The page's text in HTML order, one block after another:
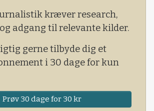
kræver research,
adgang til relevante kilder.
gerne tilbyde dig et
i 30 dage for kun
Prøv 30 dage for 30 kr